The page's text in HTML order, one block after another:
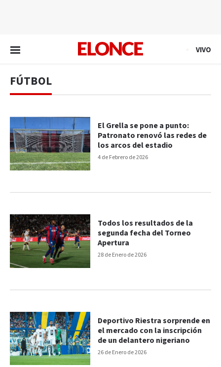
VIVO
FÚTBOL
4 de Febrero de 2026
El Grella se pone a punto:
Patronato renovó las redes de
los arcos del estadio
28 de Enero de 2026
Todos los resultados de la
segunda fecha del Torneo
Apertura
26 de Enero de 2026
Deportivo Riestra sorprende en
el mercado con la inscripción
de un delantero nigeriano